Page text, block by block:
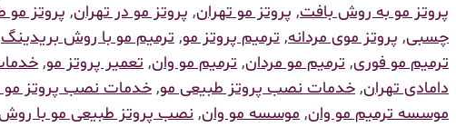
پروتز مو به روش بافت, پروتز مو تهران, پروتز مو در تهران, پروتز مو
چسبی, پروتز موی مردانه, ترمیم پروتز مو, ترمیم مو با روش بریدینگ
ترمیم مو فوری, ترمیم مو مردان, ترمیم مو وان, تعمیر پروتز مو,
دامادی تهران, خدمات نصب پروتز طبیعی مو, خدمات نصب پروتز مو
موسسه ترمیم مو وان, موسسه مو وان, نصب پروتز طبیعی مو با